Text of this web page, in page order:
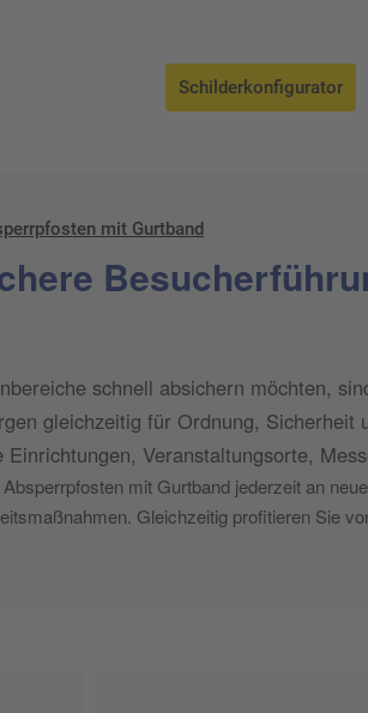
Schilderkonfigurator
mit Gurtband
schnell absichern möchten,
gleichzeitig für Ordnung,
Veranstaltungsorte,
mit Gurtband jederzeit an
Gleichzeitig profitieren Sie